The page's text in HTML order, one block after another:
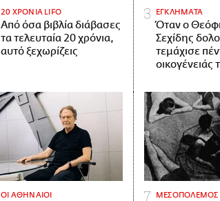
20 ΧΡΟΝΙΑ LIFO
Από όσα βιβλία διάβασες
τα τελευταία 20 χρόνια,
αυτό ξεχωρίζεις
ΕΓΚΛΗΜΑΤΑ
Όταν ο
Σεχίδης
τεμάχισε
οικογένειάς
ΟΙ ΑΘΗΝΑΙΟΙ ΜΕΣΟΠΟΛΕΜΟΣ